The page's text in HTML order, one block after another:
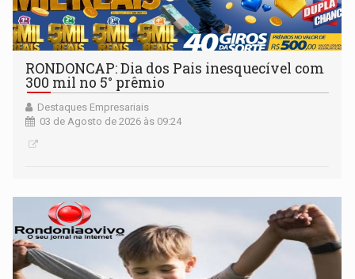
RONDONCAP: Dia dos Pais inesquecível com
300 mil no 5° prêmio
Destaques Empresariais
03 de Agosto de 2026 às 09:24